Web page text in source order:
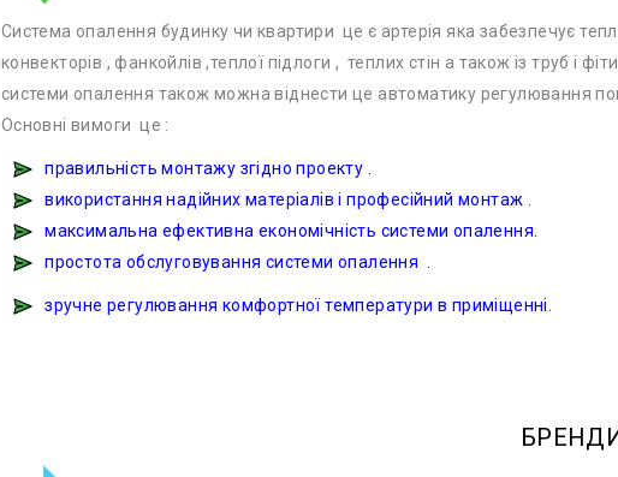
Система опалення будинку чи квартири це є артерія яка забезпечує
конвекторів , фанкойлів ,теплої підлоги , теплих стін а також із труб і
системи опалення також можна віднести це автоматику регулювання
Основні вимоги це :
правильність монтажу згідно проекту .
використання надійних матеріалів і професійний монтаж .
максимальна ефективна економічність системи опалення.
простота обслуговування системи опалення .
зручне регулювання комфортної температури в приміщенні.
БРЕНДИ